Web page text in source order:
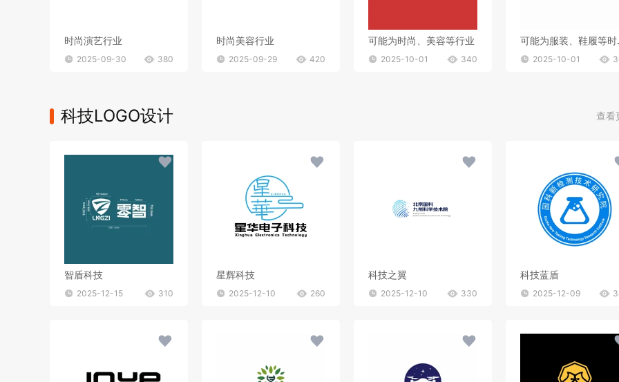
时尚演艺行业
2025-09-30 380
时尚美容行业
2025-09-29 420
可能为时尚、美容等行业
2025-10-01 340
可
2025-10-01
科技LOGO设计 查看
智盾科技
2025-12-15 310
星辉科技
2025-12-10 260
科技之翼
2025-12-10 330
科技蓝盾
2025-12-09